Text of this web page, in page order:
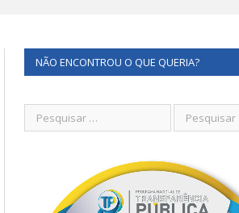
NÃO ENCONTROU O QUE QUERIA?